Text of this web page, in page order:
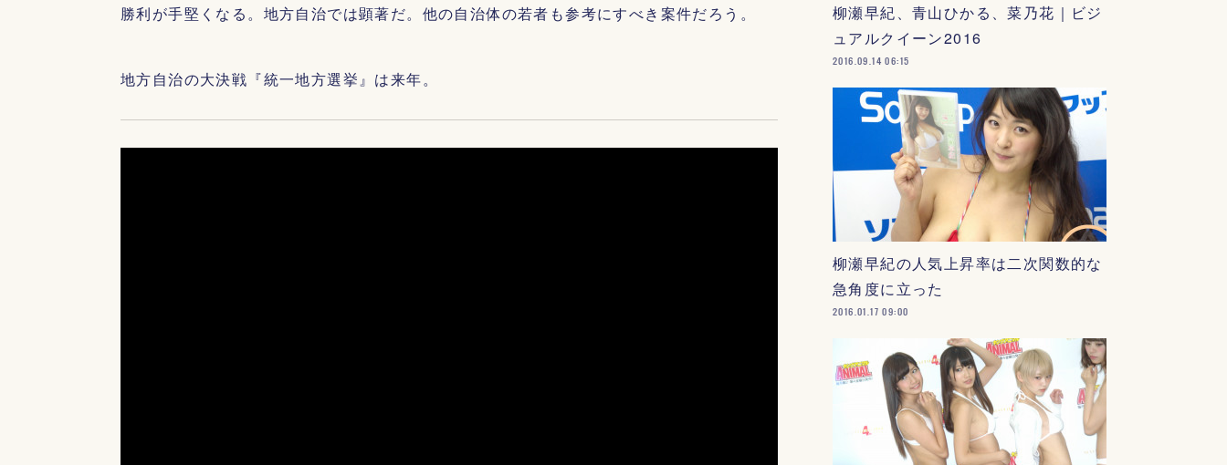
勝利が手堅くなる。地方自治では顕著だ。他の自治体の若者も参考にすべき案件だろう。
地方自治の大決戦『統一地方選挙』は来年。
柳瀬早紀、青山ひかる、菜乃花｜ビジ
ュアルクイーン2016
2016.09.14 06:15
柳瀬早紀の人気上昇率は二次関数的な
急角度に立った
2016.01.17 09:00